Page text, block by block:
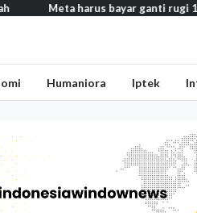
harus bayar ganti rugi 10,16
Humaniora Iptek